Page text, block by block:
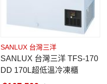
SANLUX 台灣三洋
SANLUX 台灣三洋 TFS-170
DD 170L超低溫冷凍櫃